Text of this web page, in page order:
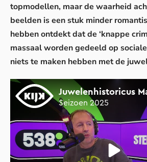
topmodellen, maar de waarheid
beelden is een stuk minder
hebben ontdekt dat de ‘knappe
massaal worden gedeeld op
niets te maken hebben met de